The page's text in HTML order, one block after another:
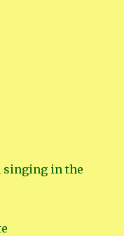
singing in the